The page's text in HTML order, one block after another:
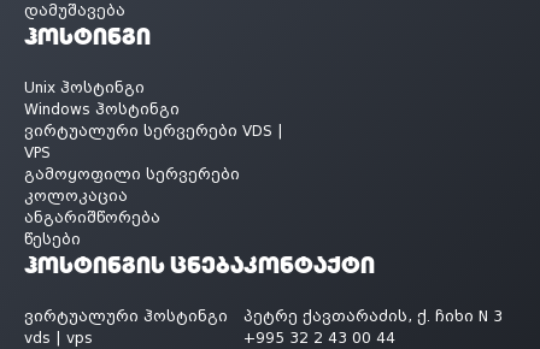
დამუშავება
ჰოსტინგი
Unix ჰოსტინგი
Windows ჰოსტინგი
ვირტუალური სერვერები VDS |
VPS
გამოყოფილი სერვერები
კოლოკაცია
ანგარიშწორება
წესები
ჰოსტინგის ცნება
ვირტუალური ჰოსტინგი
vds | vps
კონტაქტი
პეტრე ქავთარაძის, ქ. ჩიხი N 3
+995 32 2 43 00 44